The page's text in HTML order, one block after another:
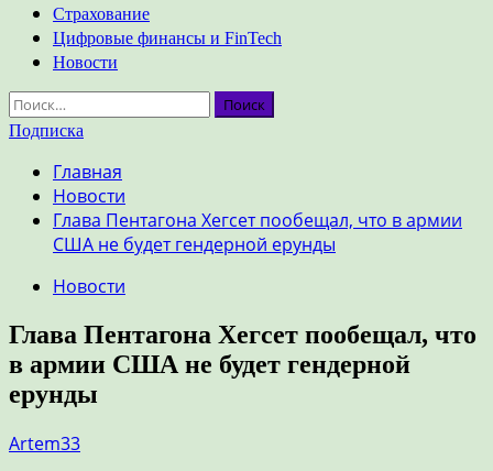
Страхование
Цифровые финансы и FinTech
Новости
Найти:
Подписка
Главная
Новости
Глава Пентагона Хегсет пообещал, что в армии
США не будет гендерной ерунды
Новости
Глава Пентагона Хегсет пообещал, что
в армии США не будет гендерной
ерунды
Artem33